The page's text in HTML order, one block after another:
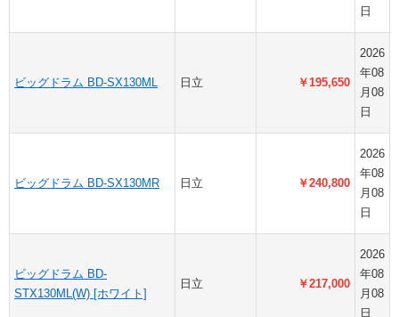
日
ビッグドラム BD-SX130ML 日立 ￥195,650
2026
年08
月08
日
ビッグドラム BD-SX130MR 日立 ￥240,800
2026
年08
月08
日
ビッグドラム BD-
STX130ML(W) [ホワイト]
日立 ￥217,000
2026
年08
月08
日